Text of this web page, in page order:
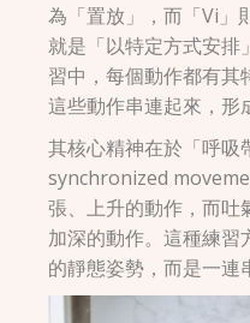
為「置放」，而「Vi」
就是「以特定方式安排
習中，每個動作都有其
這些動作串連起來，形
其核心精神在於「呼
synchronized
張、上升的動作，而吐
加深的動作。這種練習
的靜態姿勢，而是一連